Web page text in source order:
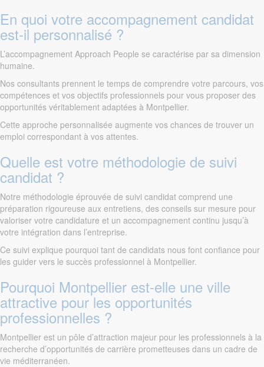
En quoi votre accompagnement candidat
est-il personnalisé ?
L’accompagnement Approach People se caractérise par sa dimension
humaine.
Nos consultants prennent le temps de comprendre votre parcours, vos
compétences et vos objectifs professionnels pour vous proposer des
opportunités véritablement adaptées à Montpellier.
Cette approche personnalisée augmente vos chances de trouver un
emploi correspondant à vos attentes.
Quelle est votre méthodologie de suivi
candidat ?
Notre méthodologie éprouvée de suivi candidat comprend une
préparation rigoureuse aux entretiens, des conseils sur mesure pour
valoriser votre candidature et un accompagnement continu jusqu’à
votre intégration dans l’entreprise.
Ce suivi explique pourquoi tant de candidats nous font confiance pour
les guider vers le succès professionnel à Montpellier.
Pourquoi Montpellier est-elle une ville
attractive pour les opportunités
professionnelles ?
Montpellier est un pôle d’attraction majeur pour les professionnels à la
recherche d’opportunités de carrière prometteuses dans un cadre de
vie méditerranéen.